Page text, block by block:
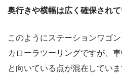
奥行きや横幅は広く確保され
このようにステーションワゴ
カローラツーリングですが、
と向いている点が混在していま